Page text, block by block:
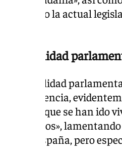
instalado la actual
«la debilidad
a la «debilidad
consecuencia,
realidad que se han
diríamos»,
toda España, pero